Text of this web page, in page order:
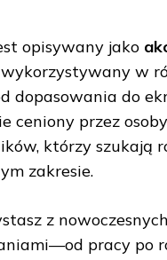
opisywany jako
wykorzystywany w
dopasowania do
ceniony przez
którzy szukają
zakresie.
z
pracy po